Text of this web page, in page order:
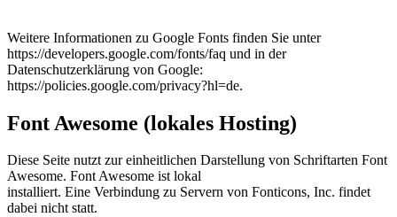
Weitere Informationen zu Google Fonts finden Sie unter
https://developers.google.com/fonts/faq und in der
Datenschutzerklärung von Google:
https://policies.google.com/privacy?hl=de.
Font Awesome (lokales Hosting)
Diese Seite nutzt zur einheitlichen Darstellung von Schriftarten Font
Awesome. Font Awesome ist lokal
installiert. Eine Verbindung zu Servern von Fonticons, Inc. findet
dabei nicht statt.